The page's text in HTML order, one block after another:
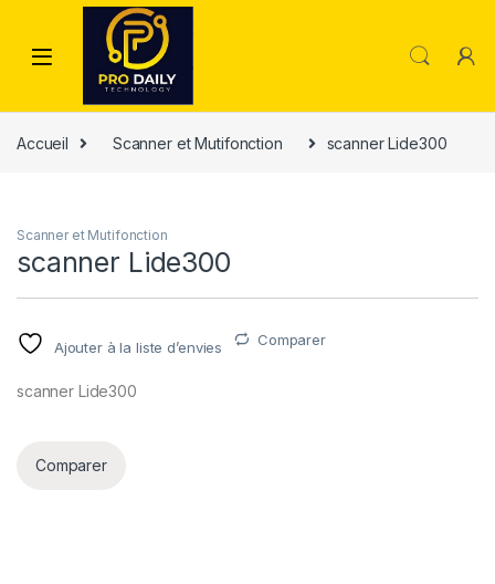
Skip to navigation
Skip to content
Accueil Scanner et Mutifonction scanner Lide300
Scanner et Mutifonction
scanner Lide300
Ajouter à la liste d’envies Comparer
scanner Lide300
Comparer